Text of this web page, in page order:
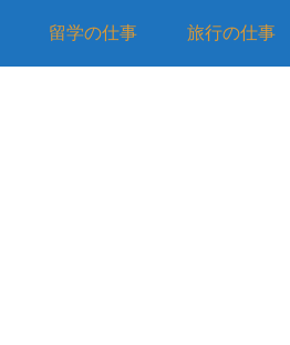
留学の仕事 旅行の仕事